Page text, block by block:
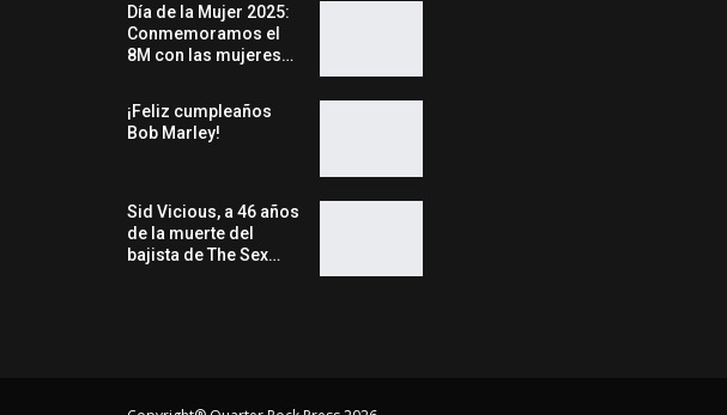
Día de la Mujer 2025:
Conmemoramos el
8M con las mujeres…
¡Feliz cumpleaños
Bob Marley!
Sid Vicious, a 46 años
de la muerte del
bajista de The Sex…